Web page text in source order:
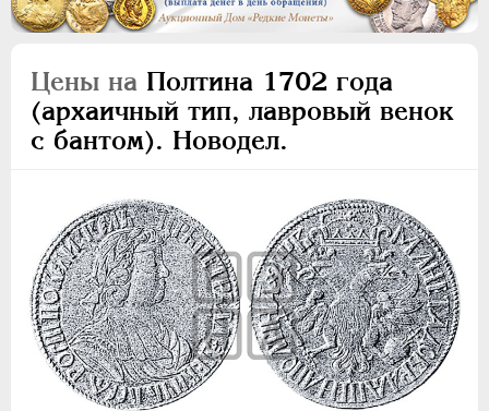
Цены на Полтина 1702 года
(архаичный тип, лавровый венок
с бантом). Новодел.
Серебро
1 рубль
Полтина
Гривенник
Гривна
10 денег
5 копеек
Алтын(ник)
1 копейка